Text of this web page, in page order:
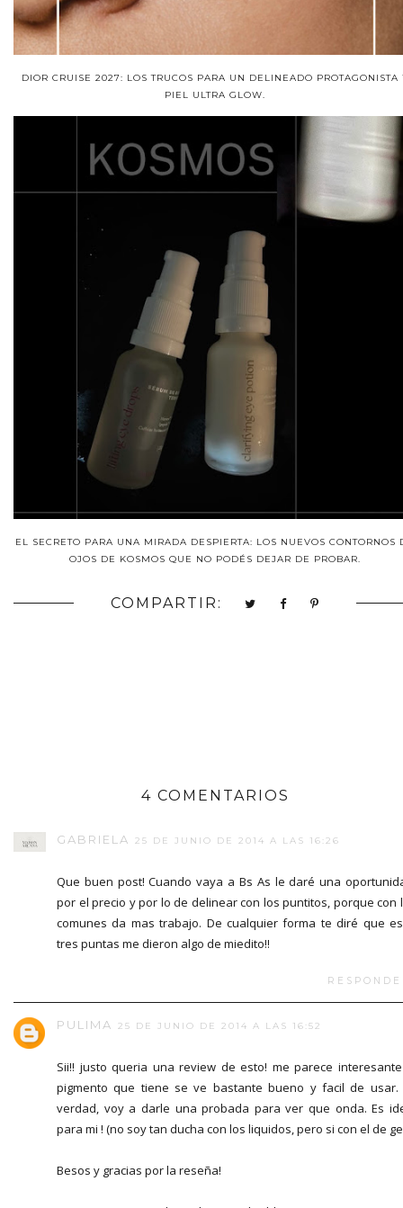
DIOR CRUISE 2027: LOS TRUCOS PARA UN DELINEADO PROTAGONISTA
PIEL ULTRA GLOW.
EL SECRETO PARA UNA MIRADA DESPIERTA: LOS NUEVOS CONTORNOS
OJOS DE KOSMOS QUE NO PODÉS DEJAR DE PROBAR.
COMPARTIR:
4 COMENTARIOS
GABRIELA 25 DE JUNIO DE 2014 A LAS 16:26
Que buen post! Cuando vaya a Bs As le daré una
por el precio y por lo de delinear con los puntitos, porque con
comunes da mas trabajo. De cualquier forma te diré que
tres puntas me dieron algo de miedito!!
PULIMA 25 DE JUNIO DE 2014 A LAS 16:52
Sii!! justo queria una review de esto! me parece
pigmento que tiene se ve bastante bueno y facil de usar.
verdad, voy a darle una probada para ver que onda. Es
para mi ! (no soy tan ducha con los liquidos, pero si con el de
Besos y gracias por la reseña!